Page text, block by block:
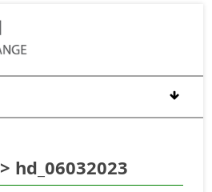
> hd_06032023